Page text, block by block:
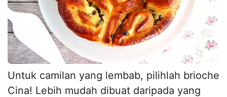
Untuk camilan yang lembab, pilihlah brioche
Cina! Lebih mudah dibuat daripada yang